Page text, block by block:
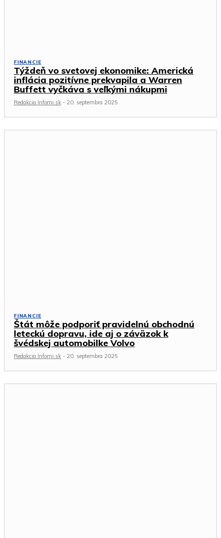
FINANCIE
Týždeň vo svetovej ekonomike: Americká
inflácia pozitívne prekvapila a Warren
Buffett vyčkáva s veľkými nákupmi
Redakcia Infomi.sk - 20. septembra 2025
FINANCIE
Štát môže podporiť pravidelnú obchodnú
leteckú dopravu, ide aj o záväzok k
švédskej automobilke Volvo
Redakcia Infomi.sk - 20. septembra 2025